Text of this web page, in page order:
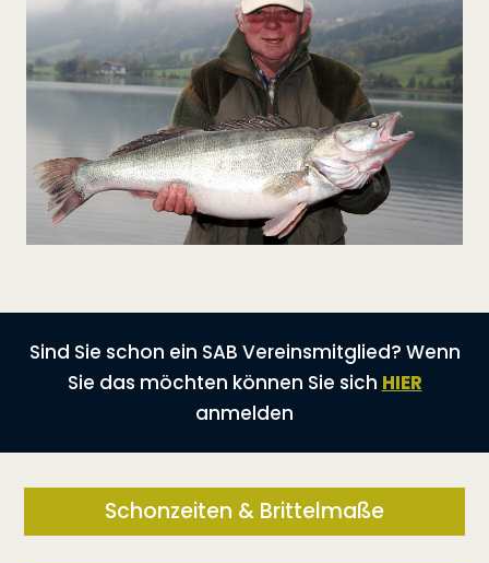
Sind Sie schon ein SAB Vereinsmitglied? Wenn
Sie das möchten können Sie sich HIER
anmelden
Schonzeiten & Brittelmaße